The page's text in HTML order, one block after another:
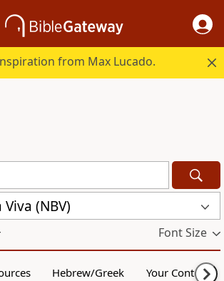
from Max Lucado.
(NBV)
Font Size
Hebrew/Greek Your Content